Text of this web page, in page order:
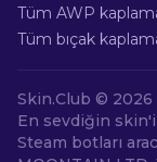
Tüm AWP
Tüm bıçak
Skin.Club © 2026
En sevdiğin
Steam botları